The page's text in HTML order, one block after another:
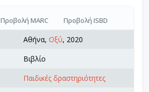
Προβολή MARC Προβολή ISBD
Αθήνα, Οξύ, 2020
Βιβλίο
Παιδικές δραστηριότητες